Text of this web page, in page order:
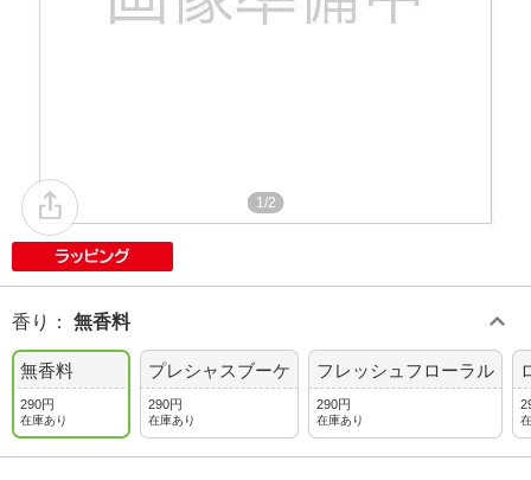
1/2
香り ： 無香料
無香料
290円
在庫あり
プレシャスブーケ
290円
在庫あり
フレッシュフローラル
290円
在庫あり